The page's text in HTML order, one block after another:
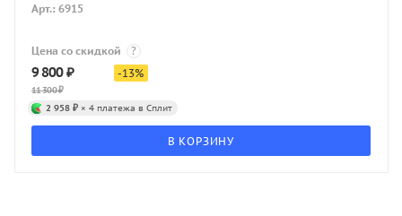
Арт.: 6915
Цена со скидкой ?
9 800₽
11 300₽
-13%
2 958 ₽ × 4 платежа в Сплит
В КОРЗИНУ